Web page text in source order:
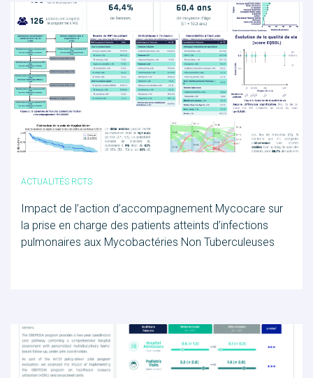
ACTUALITÉS RCTS
Impact de l’action d’accompagnement Mycocare sur
la prise en charge des patients atteints d’infections
pulmonaires aux Mycobactéries Non Tuberculeuses